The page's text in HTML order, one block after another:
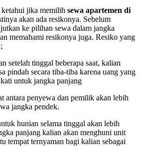
jika memilih sewa apartemen di
akan ada resikonya. Sebelum
ke pilihan sewa dalam jangka
memahami resikonya juga. Resiko yang
setelah tinggal beberapa saat, kalian
pindah secara tiba-tiba karena uang yang
untuk jangka panjang
antara penyewa dan pemilik akan lebih
jangka pendek.
hunian selama tinggal akan lebih
panjang kalian akan menghuni unit
tempat ternyaman bagi kalian sebagai